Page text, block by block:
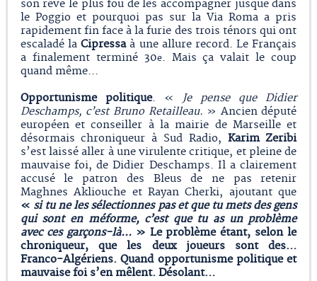
son rêve le plus fou de les accompagner jusque dans
le Poggio et pourquoi pas sur la Via Roma a pris
rapidement fin face à la furie des trois ténors qui ont
escaladé laCipressaà une allure record. Le Français
a finalement terminé 30e. Mais ça valait le coup
quand même…
Opportunisme politique. « Je pense queDidier
Deschamps, c’est Bruno Retailleau. » Ancien député
européen et conseiller à la mairie de Marseille et
désormais chroniqueur à Sud Radio, Karim Zeribi
s’est laissé aller à une virulente critique, et pleine de
mauvaise foi, de Didier Deschamps. Il a clairement
accusé le patron des Bleus de ne pas retenir
Maghnes Akliouche et Rayan Cherki, ajoutant que
« si tu ne les sélectionnes pas et que tu mets des gens
qui sont en méforme, c’est que tu as un problème
avec ces garçons-là...» Le problème étant, selon le
chroniqueur, que les deux joueurs sont des…
Franco-Algériens. Quand opportunisme politique et
mauvaise foi s’en mêlent. Désolant…